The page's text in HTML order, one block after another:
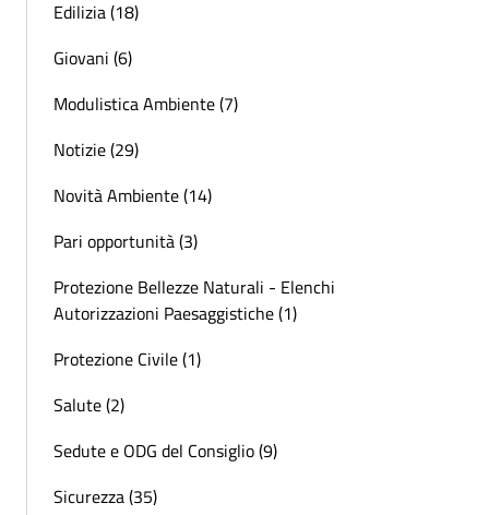
Edilizia (18)
Giovani (6)
Modulistica Ambiente (7)
Notizie (29)
Novità Ambiente (14)
Pari opportunità (3)
Protezione Bellezze Naturali - Elenchi
Autorizzazioni Paesaggistiche (1)
Protezione Civile (1)
Salute (2)
Sedute e ODG del Consiglio (9)
Sicurezza (35)